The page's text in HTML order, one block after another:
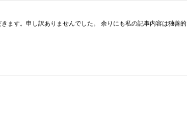
す。申し訳ありませんでした。 余りにも私の記事内容は独善